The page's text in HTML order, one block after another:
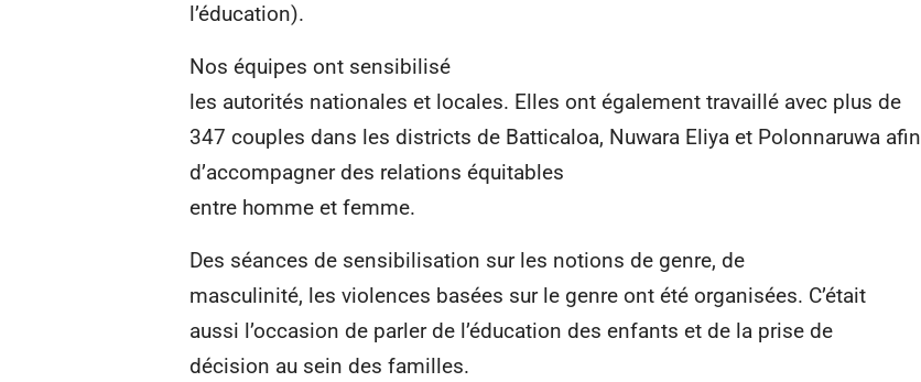
l’éducation).
Nos équipes ont sensibilisé
les autorités nationales et locales. Elles ont également travaillé avec plus de
347 couples dans les districts de Batticaloa, Nuwara Eliya et Polonnaruwa afin
d’accompagner des relations équitables
entre homme et femme.
Des séances de sensibilisation sur les notions de genre, de
masculinité, les violences basées sur le genre ont été organisées. C’était
aussi l’occasion de parler de l’éducation des enfants et de la prise de
décision au sein des familles.